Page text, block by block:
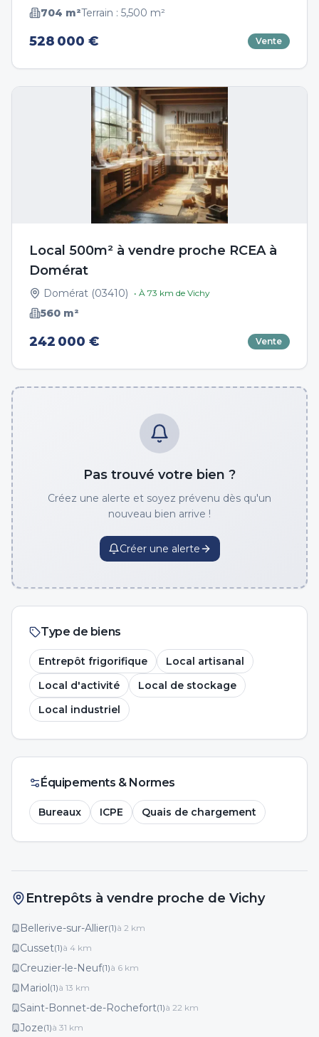
704 m²Terrain : 5,500 m²
528 000 € Vente
Local 500m² à vendre proche RCEA à
Domérat
Domérat (03410) • À 73 km de Vichy
560 m²
242 000 € Vente
Pas trouvé votre bien ?
Créez une alerte et soyez prévenu dès qu'un
nouveau bien arrive !
Créer une alerte
Type de biens
Entrepôt frigorifique
Local artisanal
Local d'activité
Local de stockage
Local industriel
Équipements & Normes
Bureaux ICPE Quais de chargement
Entrepôts à vendre proche de Vichy
Bellerive-sur-Allier(1)à 2 km
Cusset(1)à 4 km
Creuzier-le-Neuf(1)à 6 km
Mariol(1)à 13 km
Saint-Bonnet-de-Rochefort(1)à 22 km
Joze(1)à 31 km